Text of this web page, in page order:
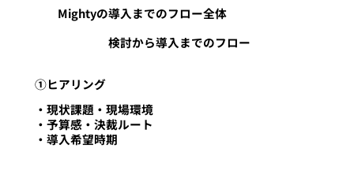
Mightyの導入までのフロー全体
検討から導入までのフロー
​①ヒアリング
・現状課題・現場環境
・予算感・決裁ルート
・導入希望時期